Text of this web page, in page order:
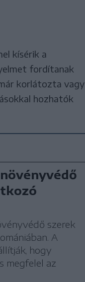
kísérik a
fordítanak
korlátozta vagy
hozhatók
szerek
A
hogy
megfelel az